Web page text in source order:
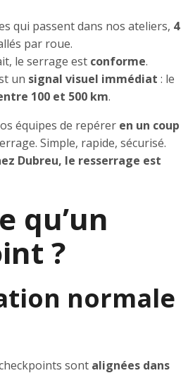
qui passent dans nos ateliers, 4
par roue.
le serrage est conforme.
un signal visuel immédiat : le
100 et 500 km.
équipes de repérer en un coup
Simple, rapide, sécurisé.
Dubreu, le resserrage est
qu’un
?
normale
sont alignées dans